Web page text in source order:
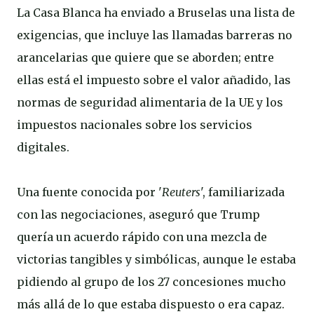
La Casa Blanca ha enviado a Bruselas una lista de
exigencias, que incluye las llamadas barreras no
arancelarias que quiere que se aborden; entre
ellas está el impuesto sobre el valor añadido, las
normas de seguridad alimentaria de la UE y los
impuestos nacionales sobre los servicios
digitales.
Una fuente conocida por 'Reuters', familiarizada
con las negociaciones, aseguró que Trump
quería un acuerdo rápido con una mezcla de
victorias tangibles y simbólicas, aunque le estaba
pidiendo al grupo de los 27 concesiones mucho
más allá de lo que estaba dispuesto o era capaz.